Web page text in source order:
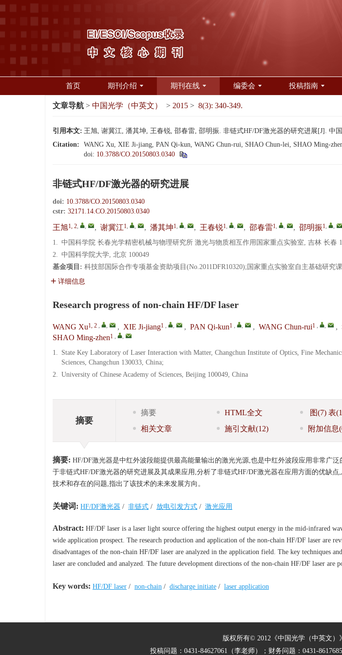
首页 期刊介绍 期刊在线 编委会 投稿指南
文章导航 > 中国光学（中英文） > 2015 > 8(3): 340-349.
引用本文: 王旭, 谢冀江, 潘其坤, 王春锐, 邵春雷, 邵明振. 非链式HF/DF激光器的研究进展[J]. 中
Citation:
WANG Xu, XIE Ji-jiang, PAN Qi-kun, WANG Chun-rui, SHAO Chun-lei, SHAO Ming-
doi: 10.3788/CO.20150803.0340
非链式HF/DF激光器的研究进展
doi: 10.3788/CO.20150803.0340
cstr: 32171.14.CO.20150803.0340
王旭1, 2, , , 谢冀江1, , , 潘其坤1, , , 王春锐1, , , 邵春雷1, , , 邵明振1, ,
1. 中国科学院 长春光学精密机械与物理研究所 激光与物质相互作用国家重点实验室, 吉林 长春
2. 中国科学院大学, 北京 100049
基金项目: 科技部国际合作专项基金资助项目(No.2011DFR10320);国家重点实验室自主基础研究
详细信息
Research progress of non-chain HF/DF laser
WANG Xu1, 2 , , , XIE Ji-jiang1 , , , PAN Qi-kun1 , , , WANG Chun-rui1 , , ,
SHAO Ming-zhen1 , ,
1. State Key Laboratory of Laser Interaction with Matter, Changchun Institute of Optics, Fine
Sciences, Changchun 130033, China;
2. University of Chinese Academy of Sciences, Beijing 100049, China
摘要
摘要 HTML全文 图(7) 表
相关文章
施引文献(12) 附加信息
摘要: HF/DF激光器是中红外波段能提供最高能量输出的激光光源,也是中红外波段应用非常广
于非链式HF/DF激光器的研究进展及其成果应用,分析了非链式HF/DF激光器在应用方面的优缺
技术和存在的问题,指出了该技术的未来发展方向。
关键词: HF/DF激光器 / 非链式 / 放电引发方式 / 激光应用
Abstract: HF/DF laser is a laser light source offering the highest output energy in the mid-infrared
wide application prospect. The research production and application of the non-chain HF/DF laser are
disadvantages of the non-chain HF/DF laser are analyzed in the application field. The key techniques
laser are concluded and analyzed. The future development directions of the non-chain HF/DF laser are
Key words: HF/DF laser / non-chain / discharge initiate / laser application
版权所有© 2012《中国光学（中英文
投稿问题：0431-84627061（李老师）；财务问题：0431-